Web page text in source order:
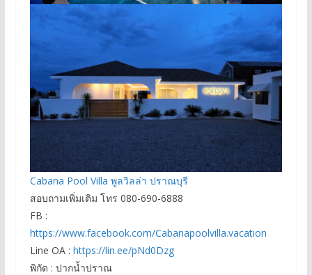
Cabana Pool Villa พูลวิลล่า ปราณบุรี
สอบถามเพิ่มเติม โทร 080-690-6888
FB :
https://www.facebook.com/Cabanapoolvilla.vacation
Line OA : https://lin.ee/pNd0Dzg
พิกัด : ปากน้ำปราณ